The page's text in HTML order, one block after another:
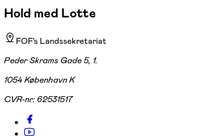
Hold med Lotte
FOF's Landssekretariat
Peder Skrams Gade 5, 1.
1054 København K
CVR-nr: 62531517